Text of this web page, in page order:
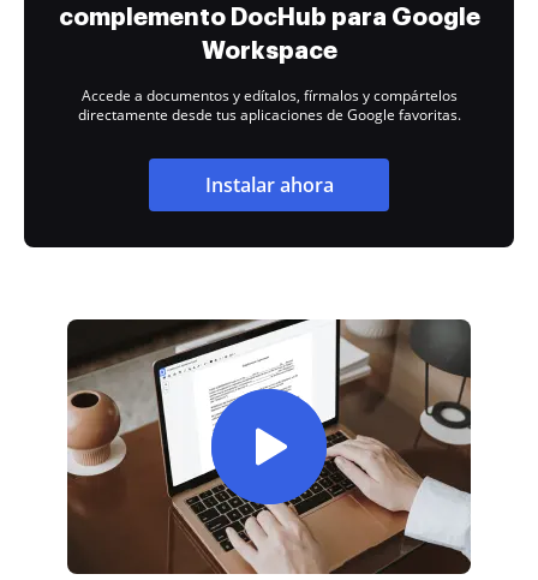
complemento DocHub para Google
Workspace
Accede a documentos y edítalos, fírmalos y compártelos
directamente desde tus aplicaciones de Google favoritas.
Instalar ahora